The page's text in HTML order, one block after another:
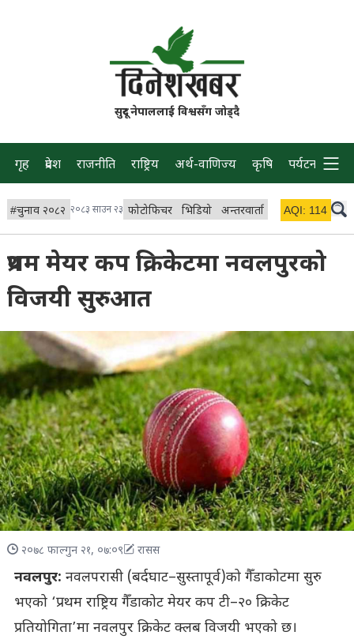
सुदूर नेपाललाई विश्वसँग जोड्दै
गृह प्रदेश राजनीति राष्ट्रिय अर्थ-वाणिज्य कृषि पर्यटन प्रवास
#चुनाव २०८२ २०८३ साउन २३ फोटोफिचर भिडियो अन्तरवार्ता विचार/ब्लग
AQI: 114
प्रथम मेयर कप क्रिकेटमा नवलपुरको
विजयी सुरुआत
२०७८ फाल्गुन २१, ०७:०९ रासस
नवलपुर: नवलपरासी (बर्दघाट–सुस्तापूर्व)को गैँडाकोटमा सुरु
भएको ‘प्रथम राष्ट्रिय गैँडाकोट मेयर कप टी–२० क्रिकेट
प्रतियोगिता’मा नवलपुर क्रिकेट क्लब विजयी भएको छ।